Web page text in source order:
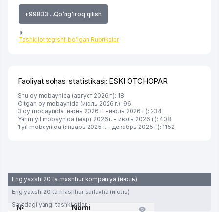
+99833 ...Qo'ng'iroq qilish
Tashkilot tegishli bo'lgan Rubrikalar
Faoliyat sohasi statistikasi: ESKI OTCHOPAR
Shu oy mobaynida (август 2026 г.): 18
O'tgan oy mobaynida (июль 2026 г.): 96
3 oy mobaynida (июнь 2026 г. - июль 2026 г.): 234
Yarim yil mobaynida (март 2026 г. - июль 2026 г.): 408
1 yil mobaynida (январь 2025 г. - декабрь 2025 г.): 1152
Eng yaxshi 20 ta mashhur kompaniya (июль)
Eng yaxshi 20 ta mashhur sarlavha (июль)
Saytdagi yangi tashkilotlar
№
Nomi